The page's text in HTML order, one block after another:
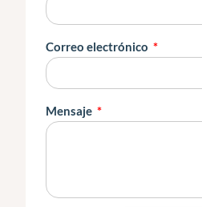
Correo electrónico
Mensaje